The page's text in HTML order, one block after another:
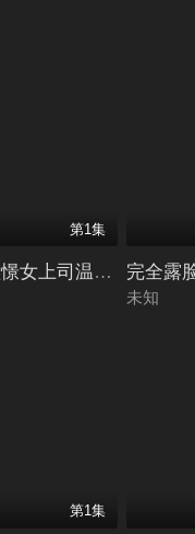
ね,川原みづほ,我妻
第1集
女上司温泉住同房
完全露
未知
第1集